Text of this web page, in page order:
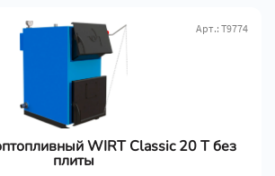
WIRT Classic 20 Т без
плиты
Арт.: Т9774